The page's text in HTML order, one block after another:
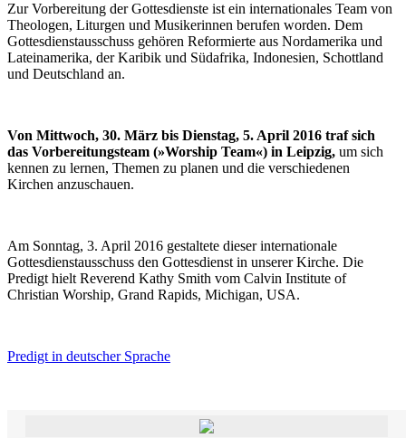
Zur Vorbereitung der Gottesdienste ist ein internationales Team von
Theologen, Liturgen und Musikerinnen berufen worden. Dem
Gottesdienstausschuss gehören Reformierte aus Nordamerika und
Lateinamerika, der Karibik und Südafrika, Indonesien, Schottland
und Deutschland an.
Von Mittwoch, 30. März bis Dienstag, 5. April 2016 traf sich
das Vorbereitungsteam (»Worship Team«) in Leipzig, um sich
kennen zu lernen, Themen zu planen und die verschiedenen
Kirchen anzuschauen.
Am Sonntag, 3. April 2016 gestaltete dieser internationale
Gottesdienstausschuss den Gottesdienst in unserer Kirche. Die
Predigt hielt Reverend Kathy Smith vom Calvin Institute of
Christian Worship, Grand Rapids, Michigan, USA.
Predigt in deutscher Sprache